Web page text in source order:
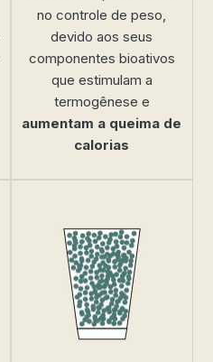
no controle de peso,
devido aos seus
componentes bioativos
que estimulam a
termogênese e
aumentam a queima de
calorias